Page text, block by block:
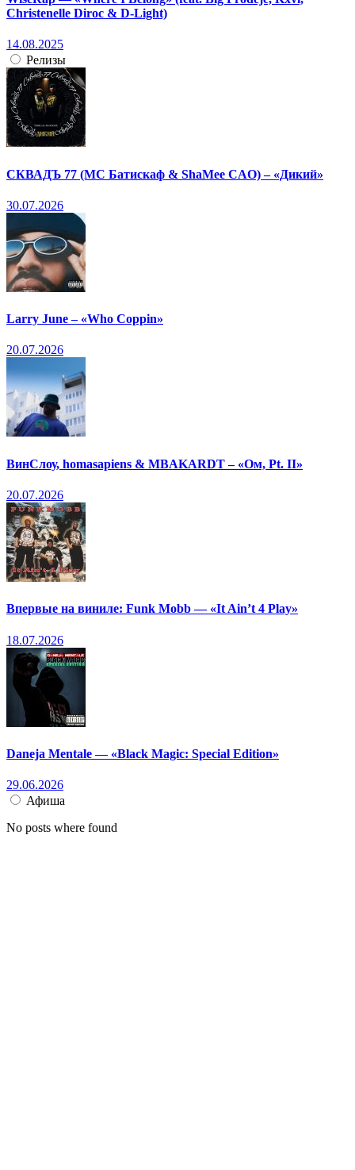
Christenelle Diroc & D-Light)
14.08.2025
Релизы
СКВАДЪ 77 (МС Батискаф & ShaMee CAO) – «Дикий»
30.07.2026
Larry June – «Who Coppin»
20.07.2026
ВинСлоу, homasapiens & MBAKARDT – «Ом, Pt. II»
20.07.2026
Впервые на виниле: Funk Mobb — «It Ain’t 4 Play»
18.07.2026
Daneja Mentale — «Black Magic: Special Edition»
29.06.2026
Афиша
No posts where found